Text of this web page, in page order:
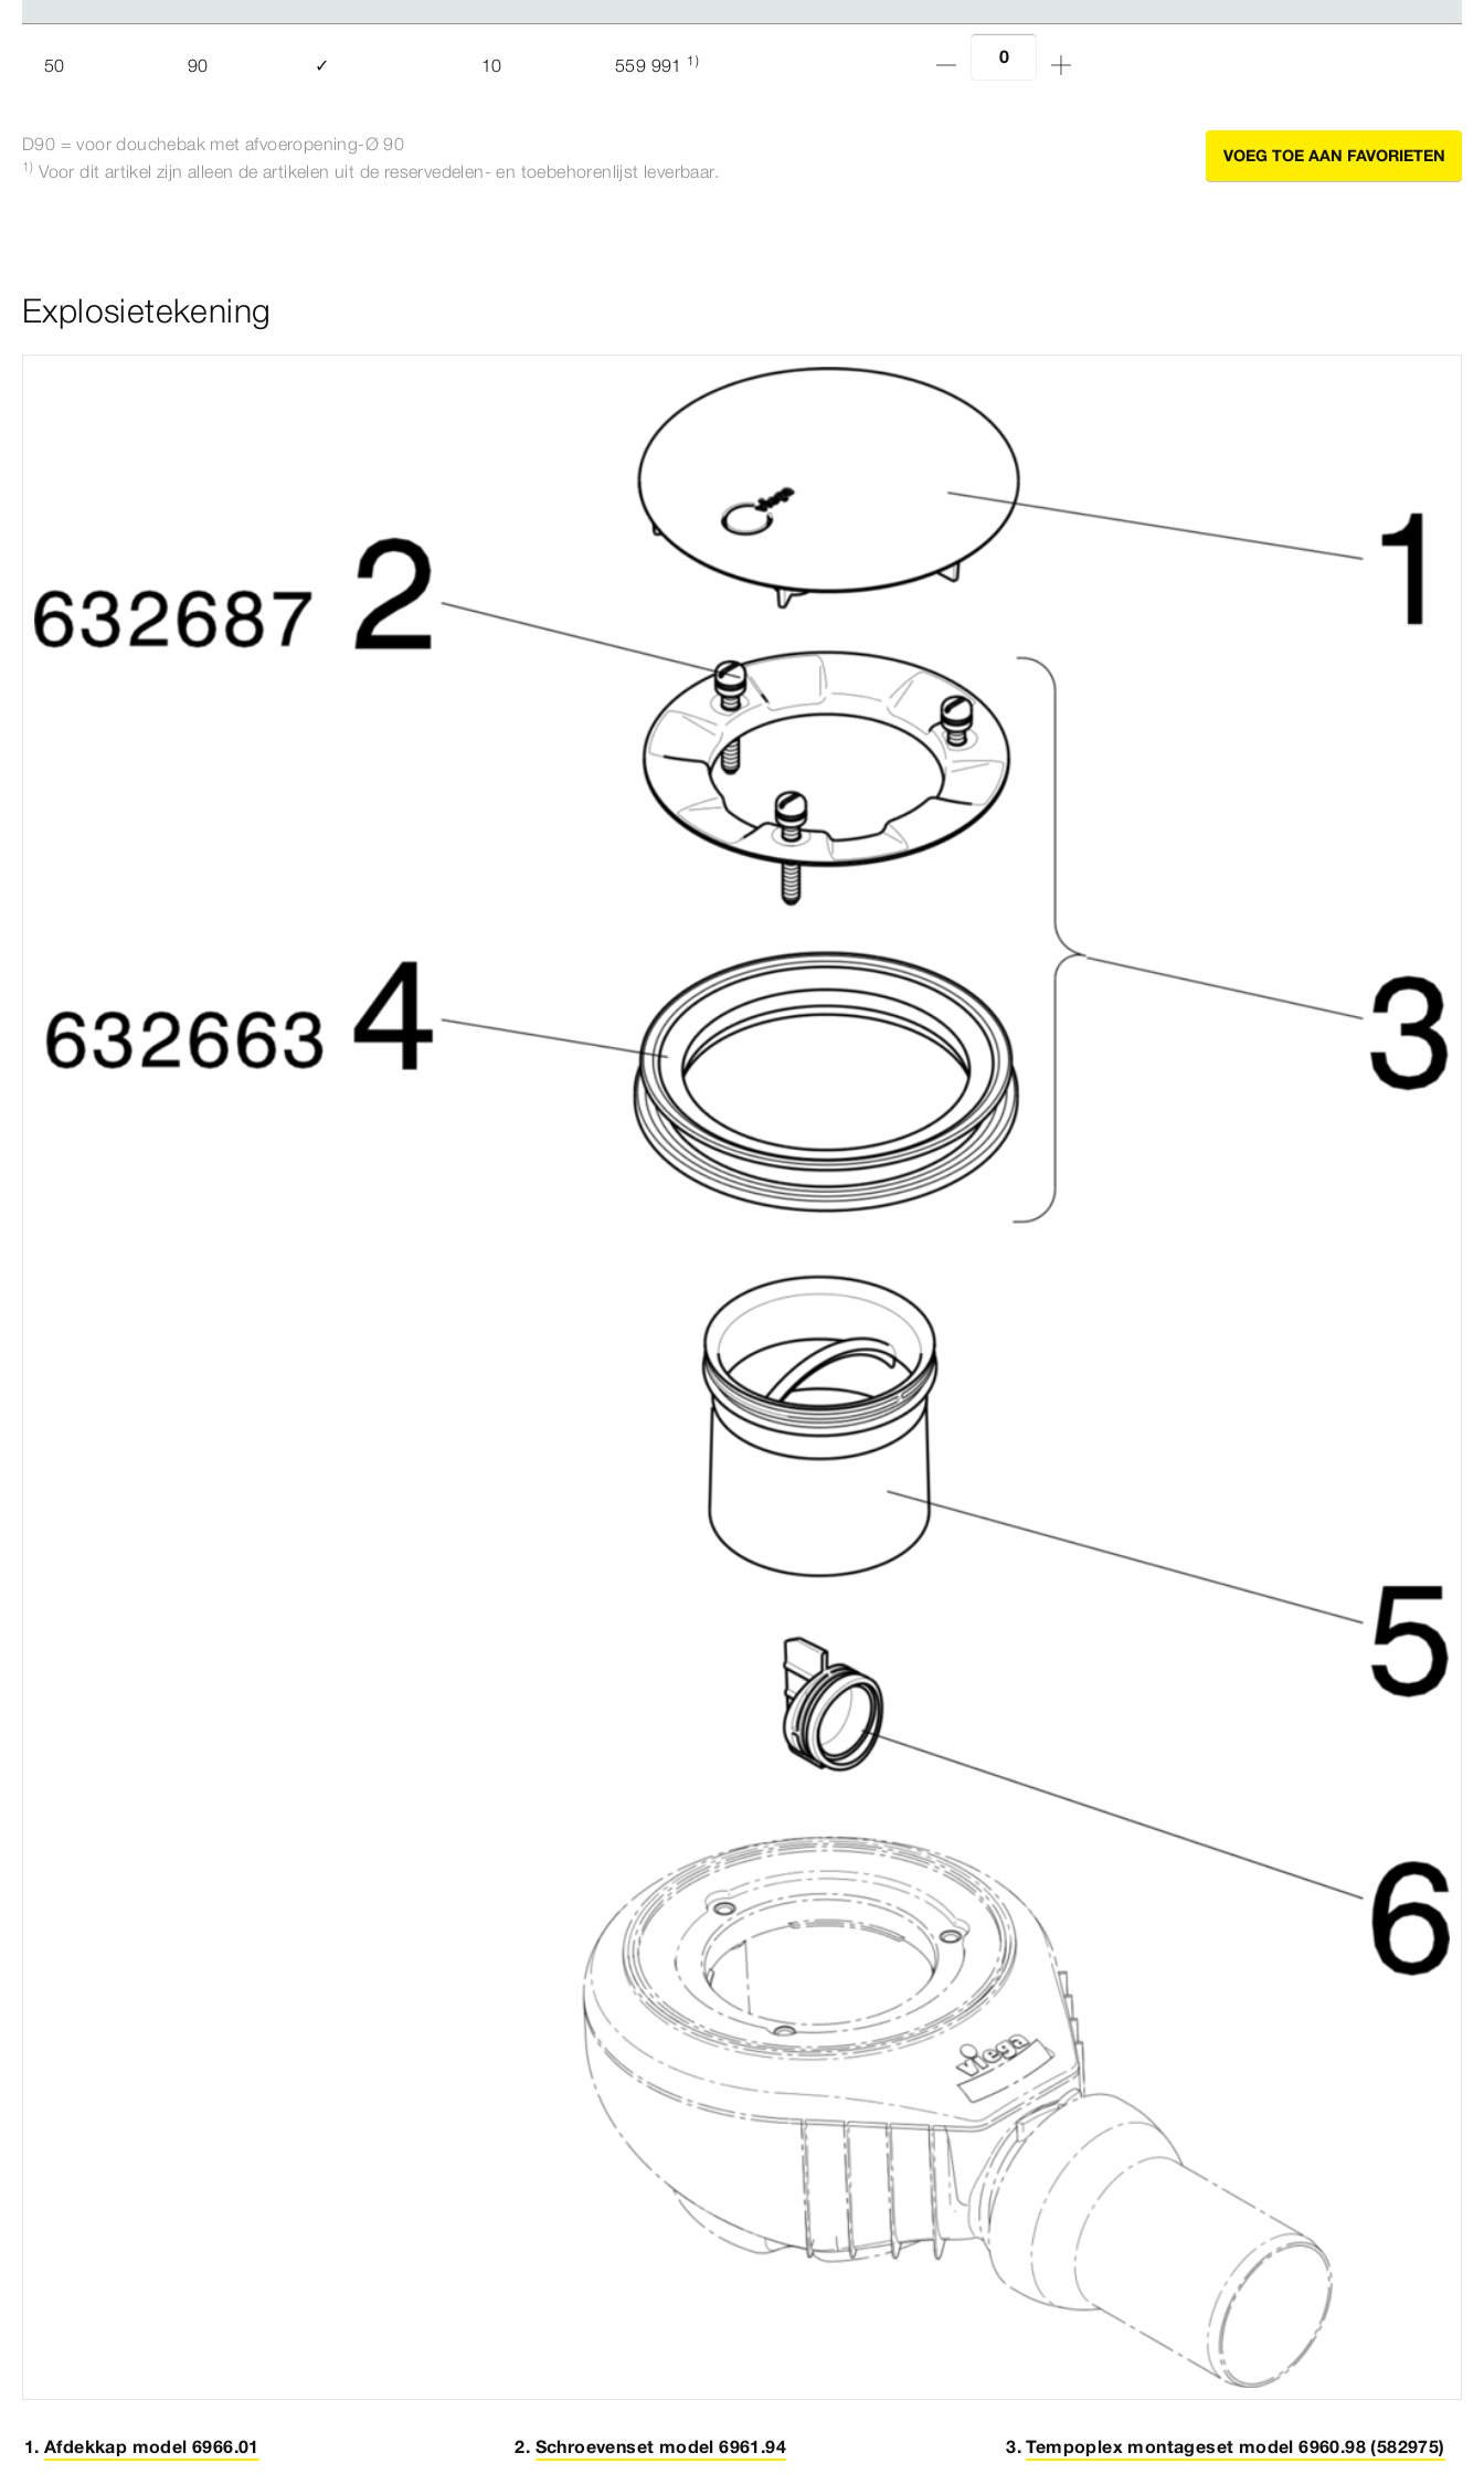
50 90 ✓ 10 559 991 1)
D90 = voor douchebak met afvoeropening-Ø90
1) Voor dit artikel zijn alleen de artikelen uit de reservedelen- en toebehorenlijst leverbaar.
VOEG TOE AAN FAVORIETEN
Explosietekening
Afdekkap model 6966.01 Schroevenset model 6961.94 Tempoplex montageset model 6960.98 (582975)